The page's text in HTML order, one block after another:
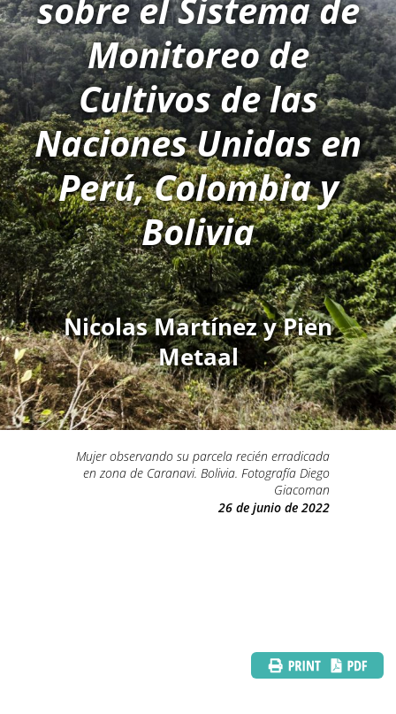
sobre el Sistema de
Monitoreo de
Cultivos de las
Naciones Unidas en
Perú, Colombia y
Bolivia
Nicolas Martínez y Pien
Metaal
Mujer observando su parcela recién erradicada
en zona de Caranavi. Bolivia. Fotografía Diego
Giacoman
26 de junio de 2022